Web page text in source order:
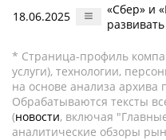
18.06.2025
«Сбер» и
* Страница-профиль
услуги), технологии,
на основе анализа архива
Обрабатываются тексты
(новости, включая
аналитические обзоры